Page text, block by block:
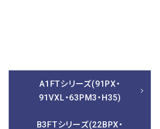
A1FTシリーズ(91PX・
91VXL・63PM3・H35)
B3FTシリーズ(22BPX・